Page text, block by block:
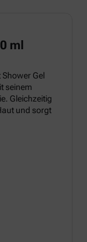
ml
Gel
seinem
Gleichzeitig
und sorgt